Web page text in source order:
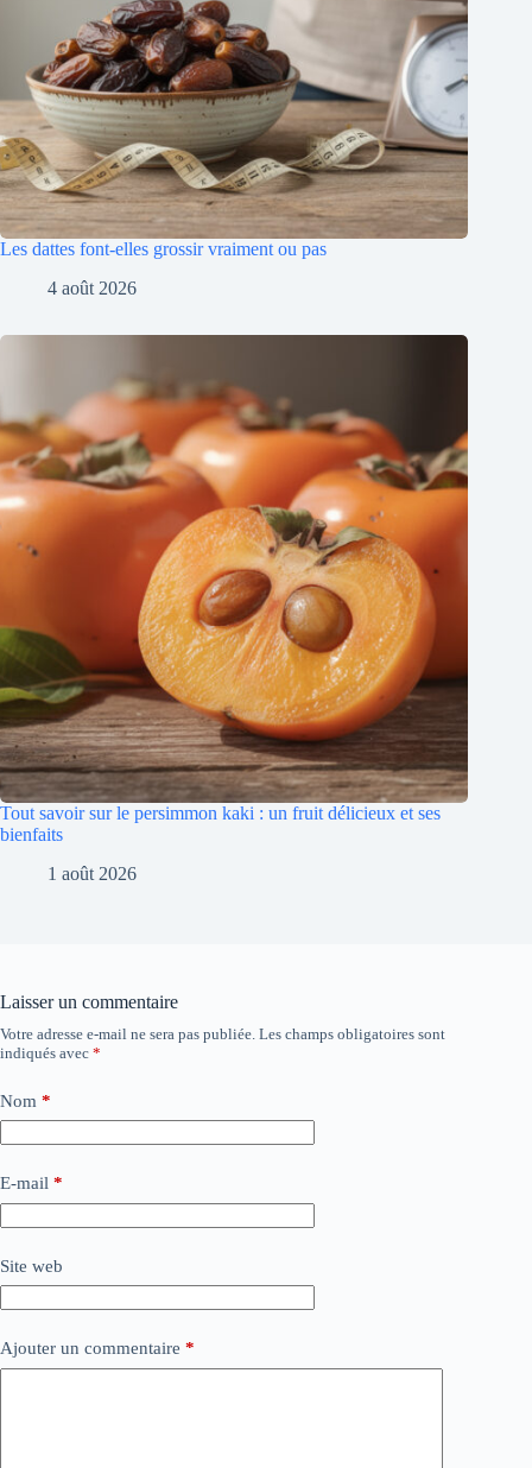
Les dattes font-elles grossir vraiment ou pas
4 août 2026
Tout savoir sur le persimmon kaki : un fruit délicieux et ses
bienfaits
1 août 2026
Laisser un commentaire
Votre adresse e-mail ne sera pas publiée. Les champs obligatoires sont
indiqués avec *
Nom *
E-mail *
Site web
Ajouter un commentaire *